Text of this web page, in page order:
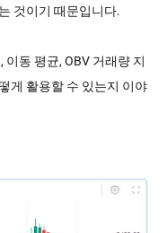
것이기 때문입니다.
동 평균, OBV 거래량 지
게 활용할 수 있는지 이야